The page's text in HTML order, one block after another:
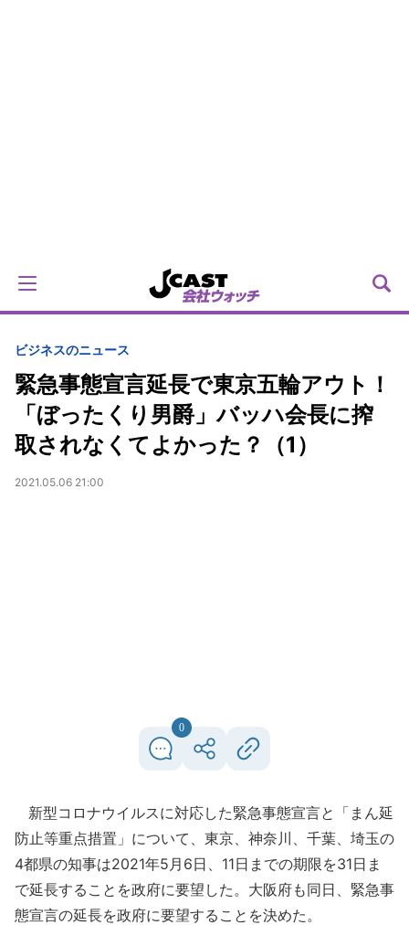
ビジネスのニュース
緊急事態宣言延長で東京五輪アウト！
「ぼったくり男爵」バッハ会長に搾
取されなくてよかった？（1）
2021.05.06 21:00
0
新型コロナウイルスに対応した緊急事態宣言と「まん延
防止等重点措置」について、東京、神奈川、千葉、埼玉の
4都県の知事は2021年5月6日、11日までの期限を31日ま
で延長することを政府に要望した。大阪府も同日、緊急事
態宣言の延長を政府に要望することを決めた。